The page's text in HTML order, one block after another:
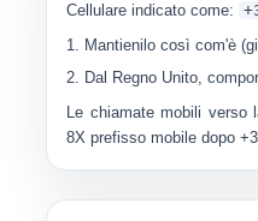
Cellulare indicato come:
Mantienilo così com'è
Dal Regno Unito,
Le chiamate mobili verso
8X prefisso mobile dopo